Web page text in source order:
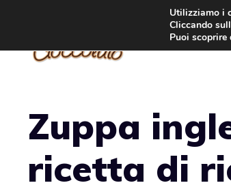
contenuto
Zuppa
ricetta di
Utilizziamo i
Cliccando
Puoi